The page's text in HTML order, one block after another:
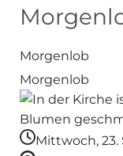
Morgenlob
Morgenlob
Mittwoch,